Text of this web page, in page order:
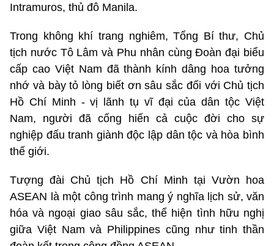
Intramuros, thủ đô Manila.
Trong không khí trang nghiêm, Tổng Bí thư, Chủ
tịch nước Tô Lâm và Phu nhân cùng Đoàn đại biểu
cấp cao Việt Nam đã thành kính dâng hoa tưởng
nhớ và bày tỏ lòng biết ơn sâu sắc đối với Chủ tịch
Hồ Chí Minh - vị lãnh tụ vĩ đại của dân tộc Việt
Nam, người đã cống hiến cả cuộc đời cho sự
nghiệp đấu tranh giành độc lập dân tộc và hòa bình
thế giới.
Tượng đài Chủ tịch Hồ Chí Minh tại Vườn hoa
ASEAN là một công trình mang ý nghĩa lịch sử, văn
hóa và ngoại giao sâu sắc, thể hiện tình hữu nghị
giữa Việt Nam và Philippines cũng như tinh thần